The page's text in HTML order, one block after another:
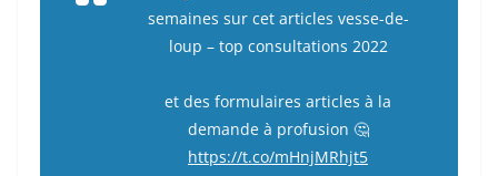
semaines sur cet articles vesse-de-
loup – top consultations 2022
et des formulaires articles à la
demande à profusion 🤔
https://t.co/mHnjMRhjt5